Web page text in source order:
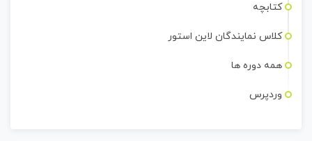
کتابچه
کلاس نمایندگان لاین استور
همه دوره ها
وردپرس